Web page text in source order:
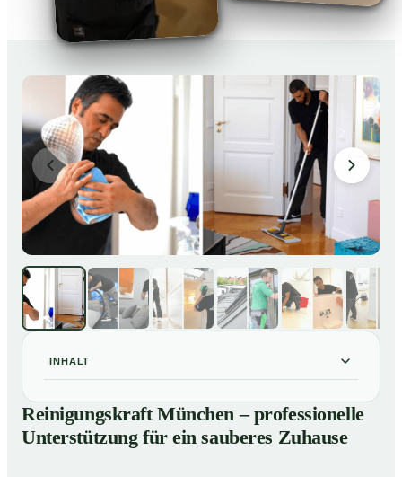
INHALT
01Reinigungskraft München – professionelle
Unterstützung für ein sauberes Zuhause
Unsere Leistungen im Überblick
Reinigungskraft München – professionelle
Unterstützung für ein sauberes Zuhause